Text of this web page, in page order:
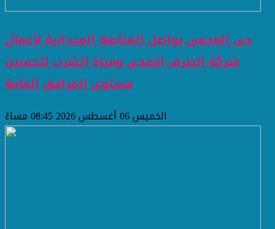
حى العجمى يواصل المتابعة الميدانية لأعمال
شركة الصرف الصحى ومياه الشرب لتحسين
مستوى المرافق العامة
الخميس 06 أغسطس 2026 08:45 مساءً